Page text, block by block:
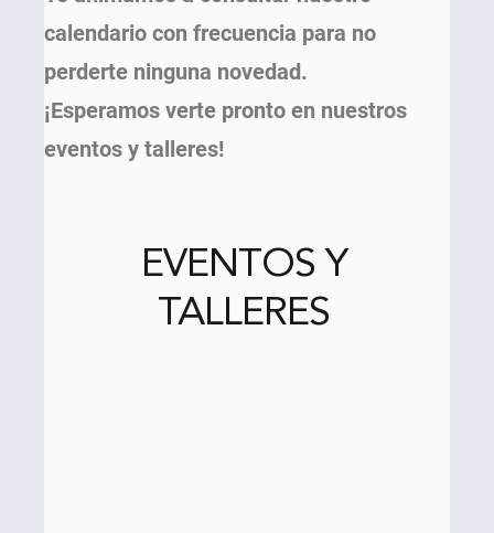
EVENTOS Y
TALLERES
calendario con frecuencia para no
perderte ninguna novedad.
¡Esperamos verte pronto en nuestros
eventos y talleres!